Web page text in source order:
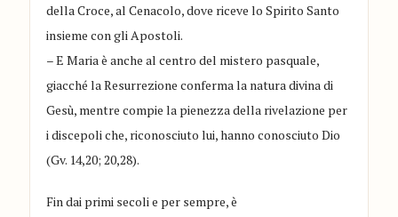
della Croce, al Cenacolo, dove riceve lo Spirito Santo
insieme con gli Apostoli.
– E Maria è anche al centro del mistero pasquale,
giacché la Resurrezione conferma la natura divina di
Gesù, mentre compie la pienezza della rivelazione per
i discepoli che, riconosciuto lui, hanno conosciuto Dio
(Gv. 14,20; 20,28).
Fin dai primi secoli e per sempre, è